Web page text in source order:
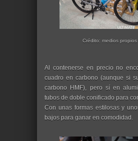
Crédito: medios propios
Al contenerse en precio no
cuadro en carbono (aunque si
carbono HMF), pero sí en
tubos de doble conificado para
Con unas formas estilosas y
bajos para ganar en comodidad.